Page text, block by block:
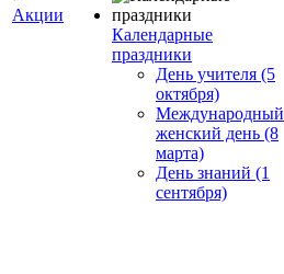
Акции
Календарные
праздники
День учителя (5
октября)
Международный
женский день (8
марта)
День знаний (1
сентября)